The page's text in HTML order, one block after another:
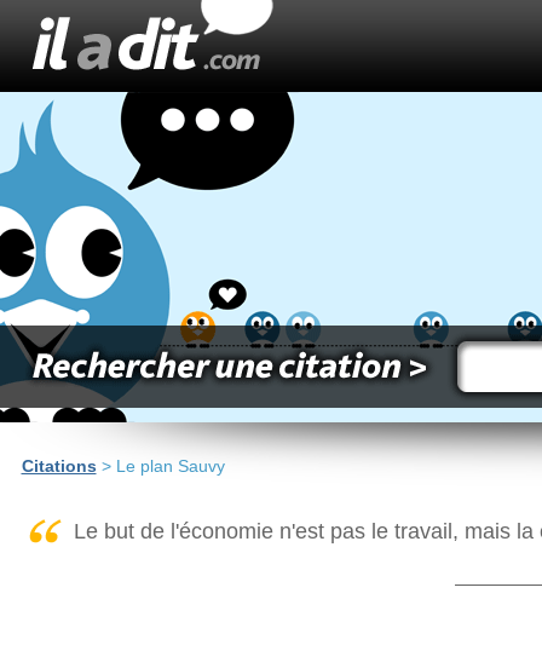
Citations > Le plan Sauvy
Le but de l'économie n'est pas le travail, mais la